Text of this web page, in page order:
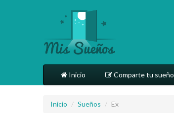
Inicio Comparte tu sueño
Inicio / Sueños / Ex